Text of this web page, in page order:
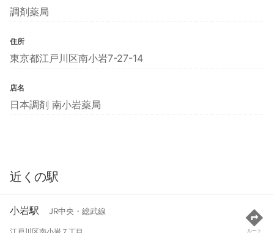
調剤薬局
住所
東京都江戸川区南小岩7-27-14
店名
日本調剤 南小岩薬局
近くの駅
小岩駅 JR中央・総武線
ルート